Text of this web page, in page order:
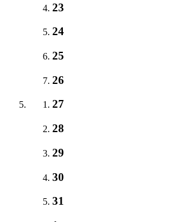
23
24
25
26
27
28
29
30
31